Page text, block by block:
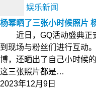
娱乐新闻
杨幂晒了三张小时候照片
近日，GQ活动盛典正
到现场与粉丝们进行互动
博，还晒出了自己小时
这三张照片都是…
2023年12月9日